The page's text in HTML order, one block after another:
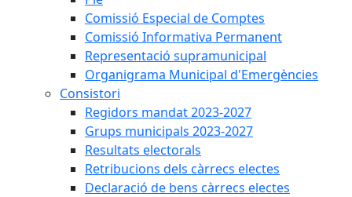
Comissió Especial de Comptes
Comissió Informativa Permanent
Representació supramunicipal
Organigrama Municipal d'Emergències
Consistori
Regidors mandat 2023-2027
Grups municipals 2023-2027
Resultats electorals
Retribucions dels càrrecs electes
Declaració de bens càrrecs electes